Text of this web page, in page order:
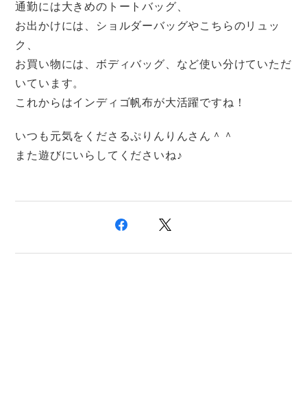
通勤には大きめのトートバッグ、
お出かけには、ショルダーバッグやこちらのリュッ
ク、
お買い物には、ボディバッグ、など使い分けていただ
いています。
これからはインディゴ帆布が大活躍ですね！
いつも元気をくださるぷりんりんさん＾＾
また遊びにいらしてくださいね♪